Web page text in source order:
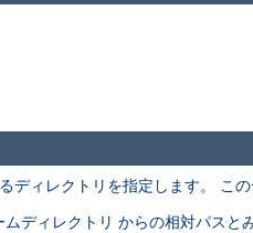
ィレクトリを指定します。 こ
ディレクトリ からの相対パスと